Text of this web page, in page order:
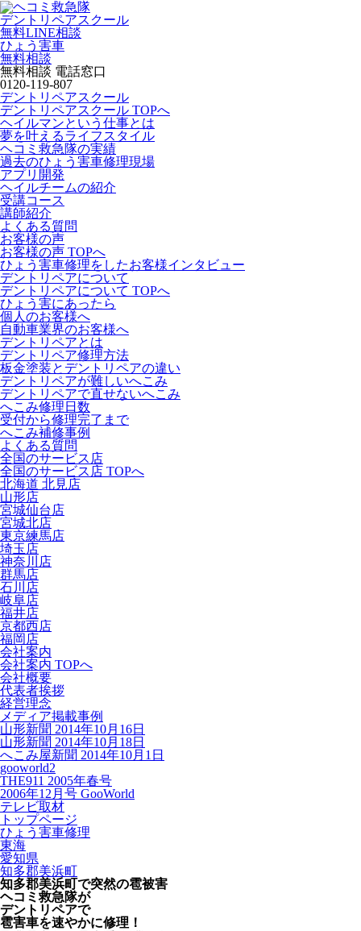
デントリペアスクール
無料LINE相談
ひょう害車
無料相談
無料相談 電話窓口
0120-119-807
デントリペアスクール
デントリペアスクール TOPへ
ヘイルマンという仕事とは
夢を叶えるライフスタイル
ヘコミ救急隊の実績
過去のひょう害車修理現場
アプリ開発
ヘイルチームの紹介
受講コース
講師紹介
よくある質問
お客様の声
お客様の声 TOPへ
ひょう害車修理をしたお客様インタビュー
デントリペアについて
デントリペアについて TOPへ
ひょう害にあったら
個人のお客様へ
自動車業界のお客様へ
デントリペアとは
デントリペア修理方法
板金塗装とデントリペアの違い
デントリペアが難しいへこみ
デントリペアで直せないへこみ
へこみ修理日数
受付から修理完了まで
へこみ補修事例
よくある質問
全国のサービス店
全国のサービス店 TOPへ
北海道 北見店
山形店
宮城仙台店
宮城北店
東京練馬店
埼玉店
神奈川店
群馬店
石川店
岐阜店
福井店
京都西店
福岡店
会社案内
会社案内 TOPへ
会社概要
代表者挨拶
経営理念
メディア掲載事例
山形新聞 2014年10月16日
山形新聞 2014年10月18日
へこみ屋新聞 2014年10月1日
gooworld2
THE911 2005年春号
2006年12月号 GooWorld
テレビ取材
トップページ
ひょう害車修理
東海
愛知県
知多郡美浜町
知多郡美浜町で突然の雹被害
ヘコミ救急隊が
デントリペアで
雹害車を速やかに修理！